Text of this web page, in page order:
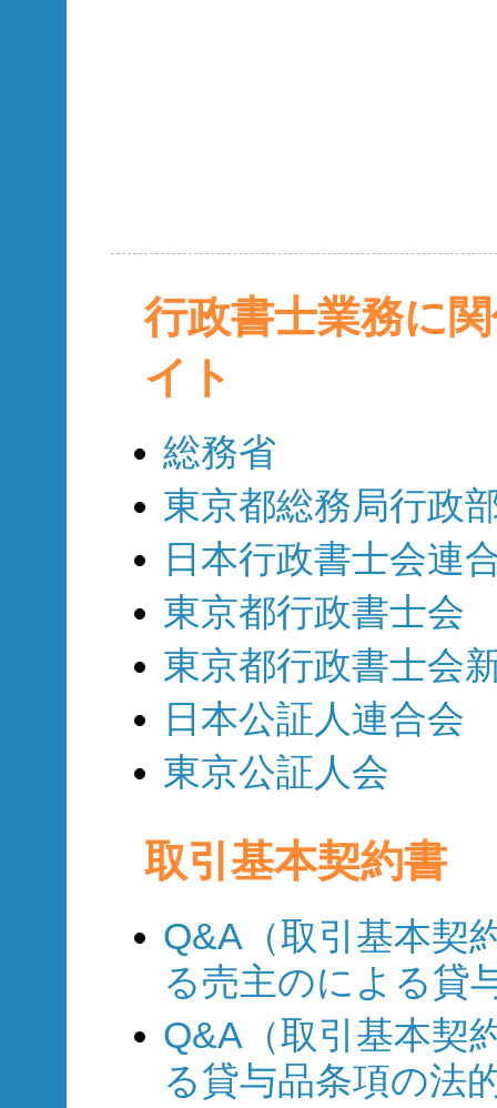
行政書士業務に
イト
総務省
東京都総務局行政
日本行政書士会連
東京都行政書士会
東京都行政書士会
日本公証人連合会
東京公証人会
取引基本契約書
Q&A（取引基本契
る売主のによる貸
Q&A（取引基本契
る貸与品条項の法